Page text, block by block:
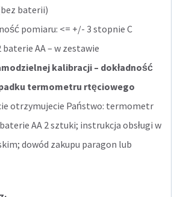
baterii)
pomiaru: <= +/- 3 stopnie C
baterie AA – w zestawie
kalibracji – dokładność
termometru rtęciowego
otrzymujecie Państwo: termometr
AA 2 sztuki; instrukcja obsługi w
dowód zakupu paragon lub